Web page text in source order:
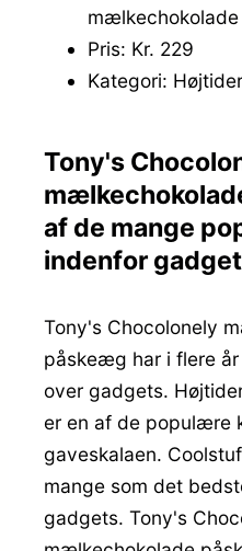
Pris: Kr. 229
Kategori:
Tony's
af de mange
indenfor
Tony's Chocolonely
påskeæg har i flere
over gadgets.
er en af de populære
gaveskalaen.
mange som det
gadgets. Tony's